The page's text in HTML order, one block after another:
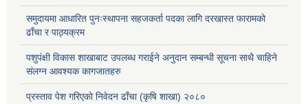
समुदायमा आधारित पुनःस्थापना सहजकर्ता पदका लागि दरखास्त फारामको
ढाँचा र पाठ्यक्रम
पशुपंक्षी विकास शाखाबाट उपलब्ध गराईने अनुदान सम्बन्धी सूचना साथै चाहिने
संलग्न आवश्यक कागजातहरु
प्रस्ताव पेश गरिएको निवेदन ढाँचा (कृषि शाखा) २०८०